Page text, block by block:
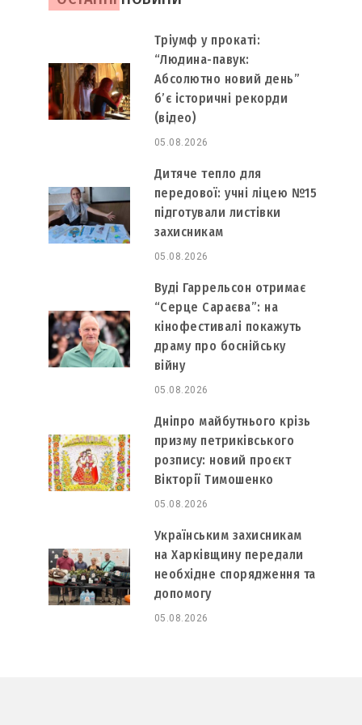
Тріумф у прокаті:
“Людина-павук:
Абсолютно новий день”
б’є історичні рекорди
(відео)
05.08.2026
Дитяче тепло для
передової: учні ліцею №15
підготували листівки
захисникам
05.08.2026
Вуді Гаррельсон отримає
“Серце Сараєва”: на
кінофестивалі покажуть
драму про боснійську
війну
05.08.2026
Дніпро майбутнього крізь
призму петриківського
розпису: новий проєкт
Вікторії Тимошенко
05.08.2026
Українським захисникам
на Харківщину передали
необхідне спорядження та
допомогу
05.08.2026